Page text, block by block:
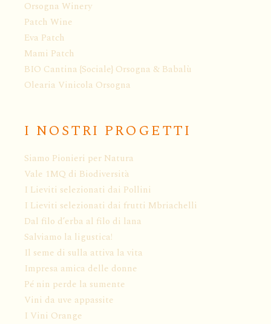
Orsogna Winery
Patch Wine
Eva Patch
Mami Patch
BIO Cantina {Sociale} Orsogna & Babalù
Olearia Vinicola Orsogna
I NOSTRI PROGETTI
Siamo Pionieri per Natura
Vale 1MQ di Biodiversità
I Lieviti selezionati dai Pollini
I Lieviti selezionati dai frutti Mbriachelli
Dal filo d’erba al filo di lana
Salviamo la ligustica!
Il seme di sulla attiva la vita
Impresa amica delle donne
Pé nin perde la sumente
Vini da uve appassite
I Vini Orange